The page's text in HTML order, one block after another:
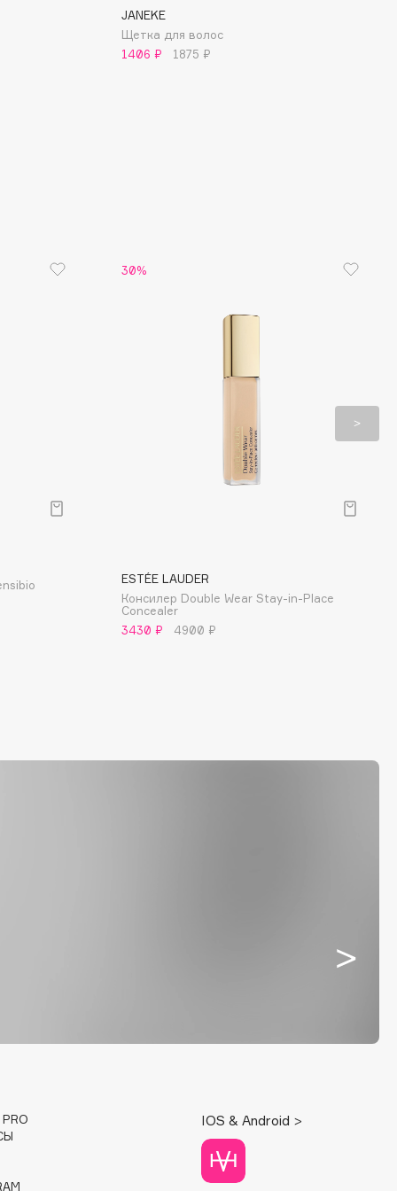
JANEKE
Щетка для волос
1406 ₽
1875 ₽
30%
ESTÉE LAUDER
Консилер Double Wear Stay-in-Place
Concealer
3430 ₽
4900 ₽
PRO
IOS & Android >